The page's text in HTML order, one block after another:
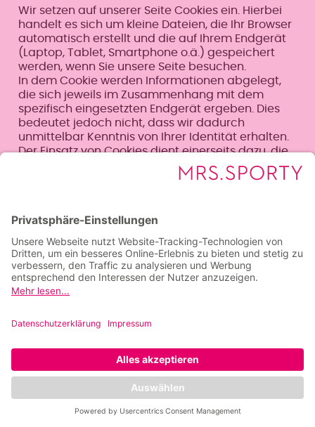
Wir setzen auf unserer Seite Cookies ein. Hierbei
handelt es sich um kleine Dateien, die Ihr Browser
automatisch erstellt und die auf Ihrem Endgerät
(Laptop, Tablet, Smartphone o.ä.) gespeichert
werden, wenn Sie unsere Seite besuchen.
In dem Cookie werden Informationen abgelegt,
die sich jeweils im Zusammenhang mit dem
spezifisch eingesetzten Endgerät ergeben. Dies
bedeutet jedoch nicht, dass wir dadurch
unmittelbar Kenntnis von Ihrer Identität erhalten.
Der Einsatz von Cookies dient einerseits dazu, die
Nutzung unseres Angebots für Sie angenehmer zu
gestalten. So setzen wir sogenannte Session-
Diese werden nach Verlassen unserer Seite
automatisch gelöscht.
Darüber hinaus setzen wir ebenfalls zur
Optimierung der Benutzerfreundlichkeit
temporäre Cookies ein, die für einen bestimmten
festgelegten Zeitraum auf Ihrem Endgerät
erneut, um unsere Dienste in Anspruch zu
bereits bei uns waren und welche Eingaben und
Einstellungen sie getätigt haben, um diese nicht
noch einmal eingeben zu müssen.
Zum anderen setzten wir Cookies ein, um die
und zum Zwecke der Optimierung unseres